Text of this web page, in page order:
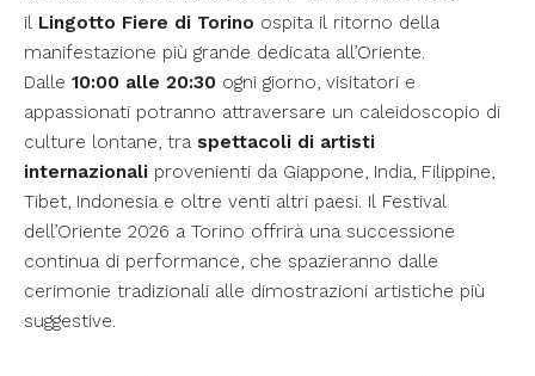
il Lingotto Fiere di Torino ospita il ritorno della
manifestazione più grande dedicata all’Oriente.
Dalle10:00 alle 20:30 ogni giorno, visitatori e
appassionati potranno attraversare un caleidoscopio di
culture lontane, tra spettacoli di artisti
internazionali provenienti da Giappone, India, Filippine,
Tibet, Indonesia e oltre venti altri paesi. Il Festival
dell’Oriente 2026 a Torino offrirà una successione
continua di performance, che spazieranno dalle
cerimonie tradizionali alle dimostrazioni artistiche più
suggestive.